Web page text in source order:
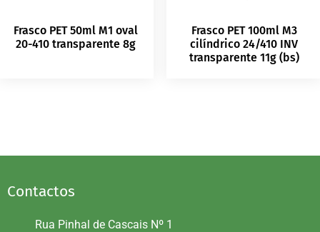
Frasco PET 50ml M1 oval
20-410 transparente 8g
Frasco PET 100ml M3
cilíndrico 24/410 INV
transparente 11g (bs)
Contactos
Rua Pinhal de Cascais Nº 1